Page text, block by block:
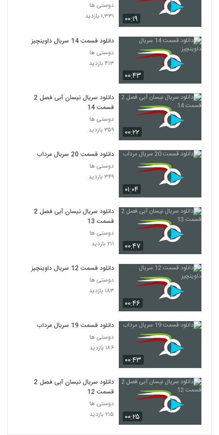
۰۰:۱۹
دوستی ها
۱,۳۳۱ بازدید
۰۰:۴۳
دانلود قسمت 14 سریال داوینچیز
دوستی ها
۴۱۳ بازدید
۰۰:۲۲
دانلود سریال نیسان آبی فصل 2
قسمت 14
دوستی ها
۳۵۹ بازدید
۰۱:۰۴
دانلود قسمت 20 سریال مرداب
دوستی ها
۳۴۹ بازدید
۰۰:۴۷
دانلود سریال نیسان آبی فصل 2
قسمت 13
دوستی ها
۲۱۱ بازدید
۰۰:۴۶
دانلود قسمت 12 سریال داوینچیز
دوستی ها
۱۸۳ بازدید
۰۰:۴۳
دانلود قسمت 19 سریال مرداب
دوستی ها
۱۸۶ بازدید
۰۰:۲۵
دانلود سریال نیسان آبی فصل 2
قسمت 12
دوستی ها
۲۱۵ بازدید